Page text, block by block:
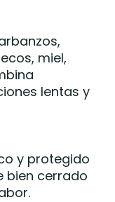
miel,
lentas y
y protegido
bien cerrado